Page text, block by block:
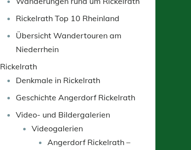
Rickelrath Top 10 Rheinland
Übersicht Wandertouren am
Niederrhein
Rickelrath
Denkmale in Rickelrath
Geschichte Angerdorf Rickelrath
Video- und Bildergalerien
Videogalerien
Angerdorf Rickelrath –